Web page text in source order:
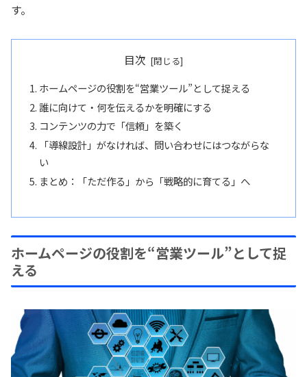
す。
目次
ホームページの役割を“営業ツール”として捉える
誰に向けて・何を伝えるかを明確にする
コンテンツの力で「信頼」を築く
「導線設計」がなければ、問い合わせにはつながらな
い
まとめ：「ただ作る」から「戦略的に育てる」へ
ホームページの役割を“営業ツール”として捉
える